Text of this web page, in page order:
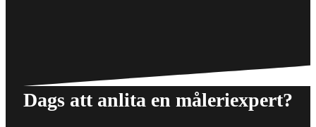
Dags att anlita en måleriexpert?